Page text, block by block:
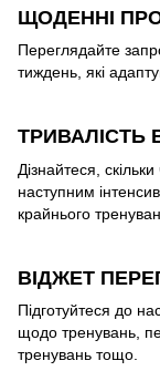
ЩОДЕННІ
Переглядайте
тиждень, які
ТРИВАЛІСТЬ
Дізнайтеся,
наступним
крайнього
ВІДЖЕТ
Підготуйтеся до
щодо тренувань,
тренувань тощо.